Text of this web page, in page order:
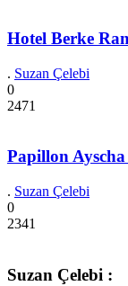
Hotel Berke
. Suzan Çelebi
0
2471
Papillon
. Suzan Çelebi
0
2341
Suzan Çelebi :